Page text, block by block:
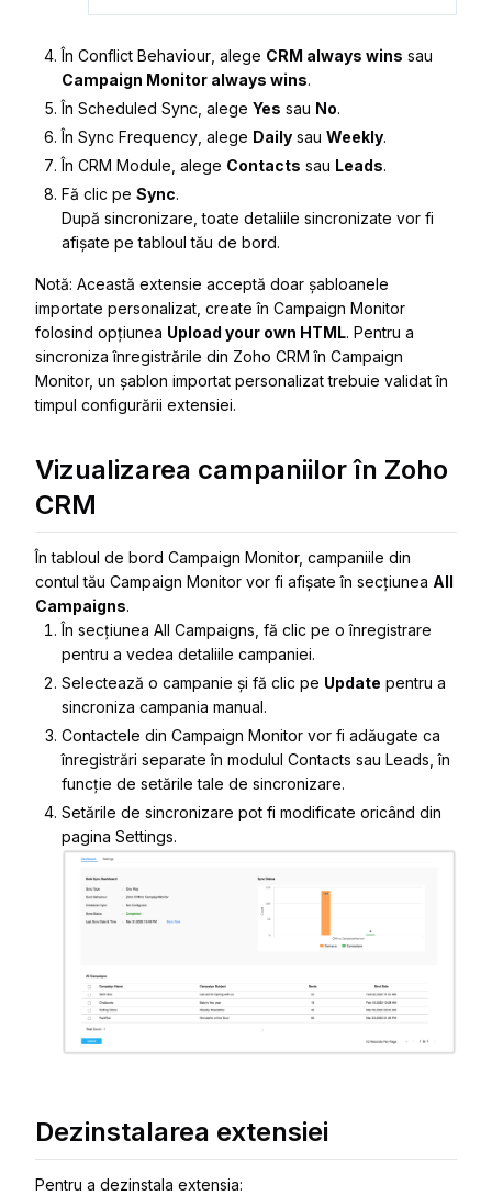
În Conflict Behaviour , alege CRM always wins sau
Campaign Monitor always wins.
În Scheduled Sync , alege Yes sau No.
În Sync Frequency , alege Daily sau Weekly.
În CRM Module , alege Contacts sau Leads.
Fă clic pe Sync.
După sincronizare, toate detaliile sincronizate vor fi
afișate pe tabloul tău de bord.
Notă: Această extensie acceptă doar șabloanele
importate personalizat, create în Campaign Monitor
folosind opțiunea Upload your own HTML. Pentru a
sincroniza înregistrările din Zoho CRM în Campaign
Monitor, un șablon importat personalizat trebuie validat în
timpul configurării extensiei.
Vizualizarea campaniilor în Zoho
CRM
În tabloul de bord Campaign Monitor, campaniile din
contul tău Campaign Monitor vor fi afișate în secțiunea All
Campaigns.
În secțiunea All Campaigns , fă clic pe o înregistrare
pentru a vedea detaliile campaniei.
Selectează o campanie și fă clic pe Update pentru a
sincroniza campania manual.
Contactele din Campaign Monitor vor fi adăugate ca
înregistrări separate în modulul Contacts sau Leads, în
funcție de setările tale de sincronizare.
Setările de sincronizare pot fi modificate oricând din
pagina Settings.
Dezinstalarea extensiei
Pentru a dezinstala extensia: